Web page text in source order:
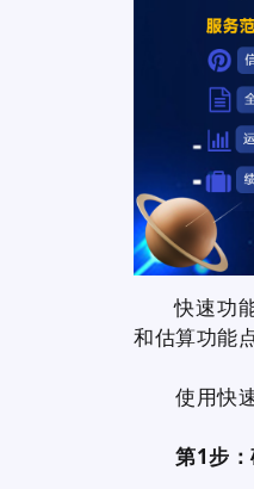
快速功
和估算功能
使用快速
第1步：